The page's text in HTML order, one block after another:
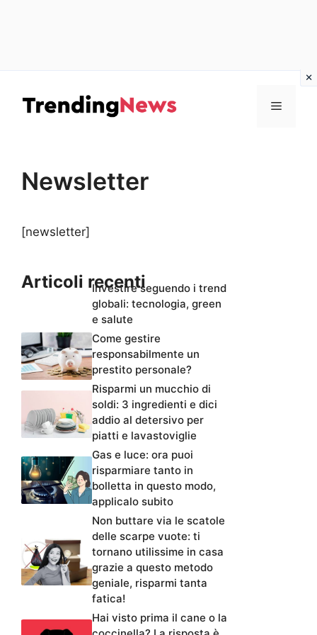
contenuto
Menu
Newsletter
[newsletter]
Articoli recentiInvestire seguendo i trend
globali: tecnologia, green
e salute
Come gestire
responsabilmente un
prestito personale?
Risparmi un mucchio di
soldi: 3 ingredienti e dici
addio al detersivo per
piatti e lavastoviglie
Gas e luce: ora puoi
risparmiare tanto in
bolletta in questo modo,
applicalo subito
Non buttare via le scatole
delle scarpe vuote: ti
tornano utilissime in casa
grazie a questo metodo
geniale, risparmi tanta
fatica!
Hai visto prima il cane o la